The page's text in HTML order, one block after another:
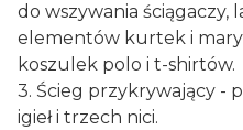
do wszywania ściągaczy,
elementów kurtek i
koszulek polo i t-shirtów.
3. Ścieg przykrywający -
igieł i trzech nici.